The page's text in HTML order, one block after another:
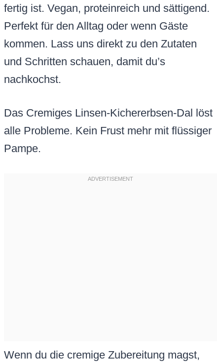
fertig ist. Vegan, proteinreich und sättigend.
Perfekt für den Alltag oder wenn Gäste
kommen. Lass uns direkt zu den Zutaten
und Schritten schauen, damit du’s
nachkochst.
Das Cremiges Linsen-Kichererbsen-Dal löst
alle Probleme. Kein Frust mehr mit flüssiger
Pampe.
Wenn du die cremige Zubereitung magst,